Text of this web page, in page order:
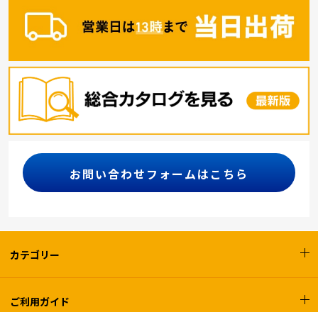
お問い合わせフォームはこちら
カテゴリー
ご利用ガイド